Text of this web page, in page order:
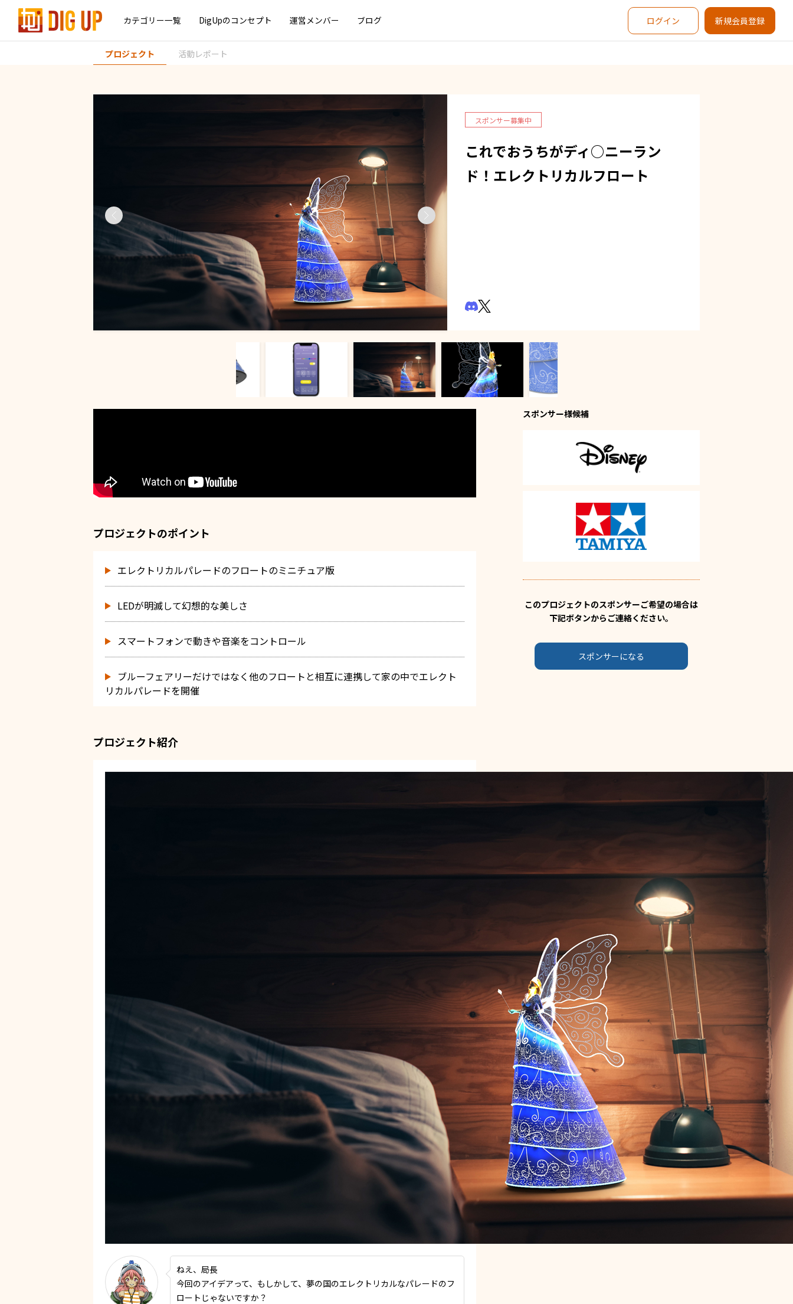
カテゴリー一覧 DigUpのコンセプト 運営メンバー ブログ ログイン 新規会員登録
プロジェクト 活動レポート
スポンサー募集中
これでおうちがディ○ニーラン
ド！エレクトリカルフロート
プロジェクトのポイント
エレクトリカルパレードのフロートのミニチュア版
LEDが明滅して幻想的な美しさ
スマートフォンで動きや音楽をコントロール
ブルーフェアリーだけではなく他のフロートと相互に連携して家の中でエレクト
リカルパレードを開催
プロジェクト紹介
ねえ、局長
今回のアイデアって、もしかして、夢の国のエレクトリカルなパレードのフ
ロートじゃないですか？
スポンサー様候補
このプロジェクトのスポンサーご希望の場合は
下記ボタンからご連絡ください。
スポンサーになる